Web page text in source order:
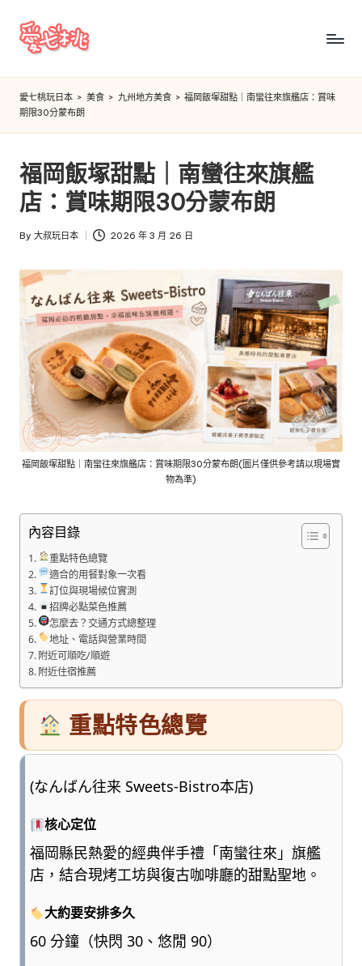
Skip
愛
七
桃
玩
日
本
愛七桃玩日本 > 美食 > 九州地方美食 > 福岡飯塚甜點｜南蠻往來旗艦店：賞味
期限30分蒙布朗
福岡飯塚甜點｜南蠻往來旗艦
店：賞味期限30分蒙布朗
Posted
By 大叔玩日本 2026 年 3 月 26 日
福岡飯塚甜點｜南蠻往來旗艦店：賞味期限30分蒙布朗(圖片僅供參考請以現場實
物為準)
內容目錄
重點特色總覽
適合的用餐對象一次看
訂位與現場候位實測
招牌必點菜色推薦
怎麼去？交通方式總整理
地址、電話與營業時間
附近可順吃/順遊
附近住宿推薦
重點特色總覽
(なんばん往来 Sweets-Bistro本店)
核心定位
福岡縣民熱愛的經典伴手禮「南蠻往來」旗艦
店，結合現烤工坊與復古咖啡廳的甜點聖地。
大約要安排多久
60 分鐘（快閃 30、悠閒 90）